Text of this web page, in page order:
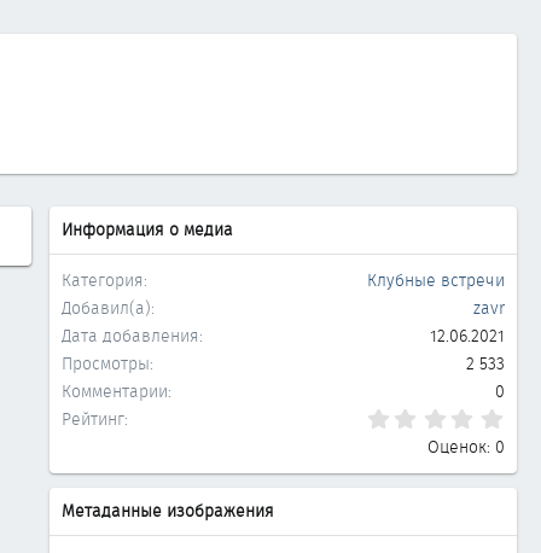
Информация о медиа
Категория
Клубные встречи
Добавил(а)
zavr
Дата добавления
12.06.2021
Просмотры
2 533
Комментарии
0
Рейтинг
Оценок: 0
Метаданные изображения